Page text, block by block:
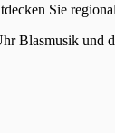
Sie
Blasmusik und